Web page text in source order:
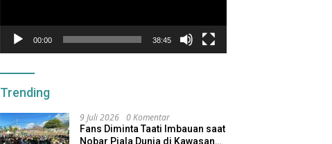
00:00 38:45
Trending
9 Juli 2026 0 Komentar
Fans Diminta Taati Imbauan saat
Nobar Piala Dunia di Kawasan